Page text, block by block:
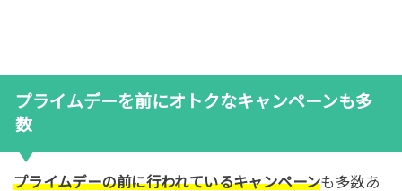
プライムデーを前にオトクなキャンペーンも多
数
プライムデーの前に行われているキャンペーンも多数あ